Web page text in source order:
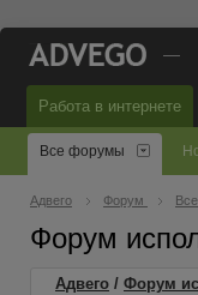
—
Работа в интернете
Все форумы
Адвего Форум
Форум
Адвего / Форум